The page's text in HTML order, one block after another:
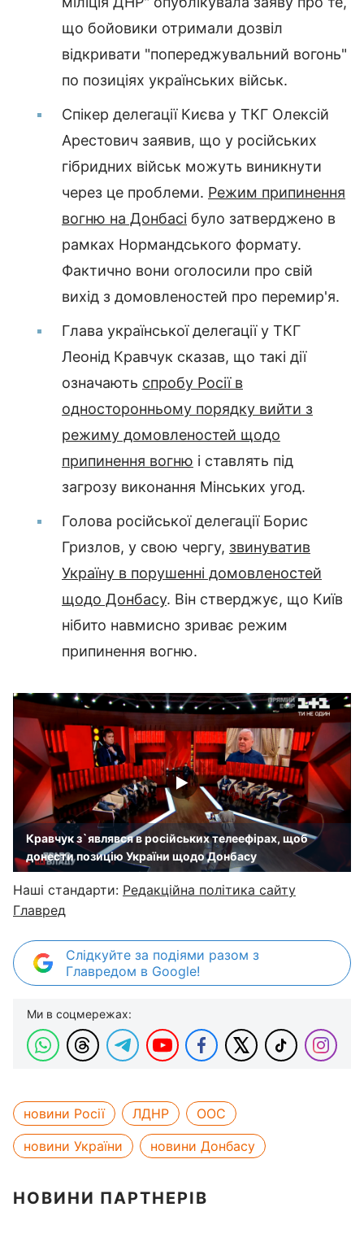
що бойовики отримали дозвіл
відкривати "попереджувальний вогонь"
по позиціях українських військ.
Спікер делегації Києва у ТКГ Олексій
Арестович заявив, що у російських
гібридних військ можуть виникнути
через це проблеми. Режим припинення
вогню на Донбасі було затверджено в
рамках Нормандського формату.
Фактично вони оголосили про свій
вихід з домовленостей про перемир'я.
Глава української делегації у ТКГ
Леонід Кравчук сказав, що такі дії
означають спробу Росії в
односторонньому порядку вийти з
режиму домовленостей щодо
припинення вогню і ставлять під
загрозу виконання Мінських угод.
Голова російської делегації Борис
Гризлов, у свою чергу, звинуватив
Україну в порушенні домовленостей
щодо Донбасу. Він стверджує, що Київ
нібито навмисно зриває режим
припинення вогню.
Кравчук з`являвся в російських телеефірах, щоб
донести позицію України щодо Донбасу
Наші стандарти: Редакційна політика сайту
Главред
Слідкуйте за подіями разом з
Главредом в Google!
Ми в соцмережах:
новини Росії ЛДНР
ООС
новини України
новини Донбасу
НОВИНИ ПАРТНЕРІВ